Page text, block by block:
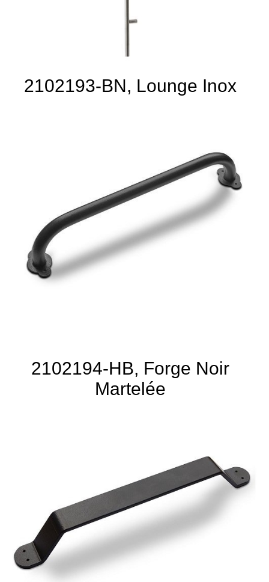
2102193-BN, Lounge Inox
2102194-HB, Forge Noir
Martelée